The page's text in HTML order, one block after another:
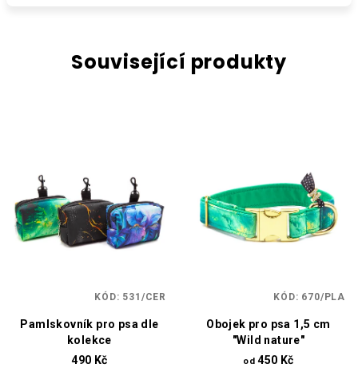
Související produkty
Pamlskovník pro psa dle
kolekce
490 Kč
KÓD: 531/CER
Obojek pro psa 1,5 cm
"Wild nature"
od 450 Kč
KÓD: 670/PLA